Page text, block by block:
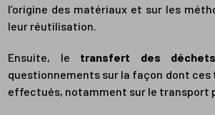
l’origine des matériaux et sur les
leur réutilisation.
Ensuite, le transfert des déchets
questionnements sur la façon dont
effectués, notamment sur le transport